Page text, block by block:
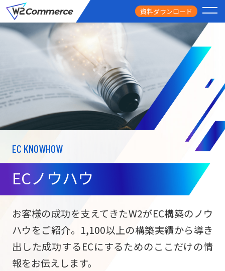
資料ダウンロード
サービス
ECサイト構築
サブスク/定期通販
ECサイト構築
PRICE
料金
FEATURE
導入事例
USEFUL
お役立ち情報
NEWS
ニュース
EC KNOWHOW
ECノウハウ
お客様の成功を支えてきたW2がEC構築のノウ
ハウをご紹介。1,100以上の構築実績から導き
出した成功するECにするためのここだけの情
報をお伝えします。